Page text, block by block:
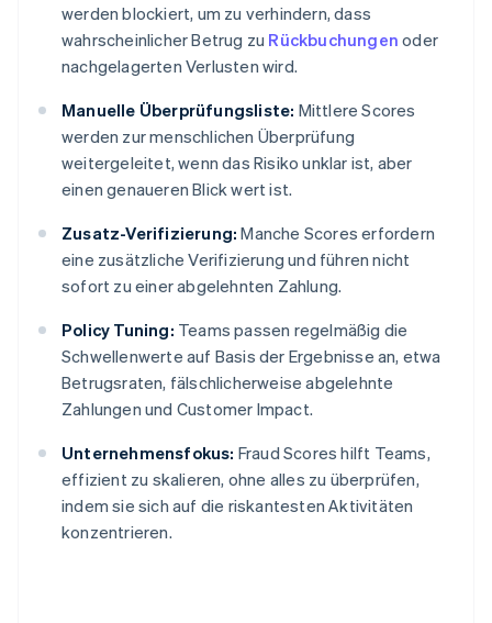
werden blockiert, um zu verhindern, dass
wahrscheinlicher Betrug zu Rückbuchungen oder
nachgelagerten Verlusten wird.
Manuelle Überprüfungsliste: Mittlere Scores
werden zur menschlichen Überprüfung
weitergeleitet, wenn das Risiko unklar ist, aber
einen genaueren Blick wert ist.
Zusatz-Verifizierung: Manche Scores erfordern
eine zusätzliche Verifizierung und führen nicht
sofort zu einer abgelehnten Zahlung.
Policy Tuning: Teams passen regelmäßig die
Schwellenwerte auf Basis der Ergebnisse an, etwa
Betrugsraten, fälschlicherweise abgelehnte
Zahlungen und Customer Impact.
Unternehmensfokus: Fraud Scores hilft Teams,
effizient zu skalieren, ohne alles zu überprüfen,
indem sie sich auf die riskantesten Aktivitäten
konzentrieren.